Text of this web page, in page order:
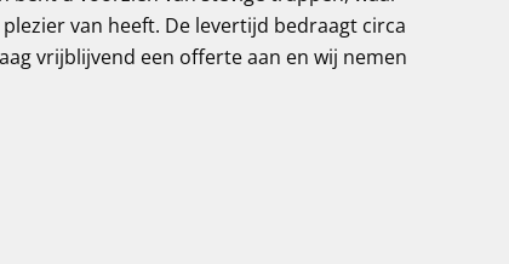
van heeft. De levertijd bedraagt circa
vrijblijvend een offerte aan en wij nemen
graden / tree breedte 1000 mm, nieuw aantal